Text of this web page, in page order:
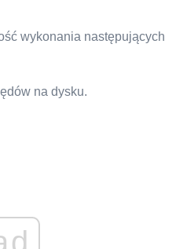
wykonania następujących
na dysku.